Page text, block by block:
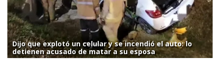
Dijo que explotó un celular y se incendió el auto: lo
detienen acusado de matar a su esposa